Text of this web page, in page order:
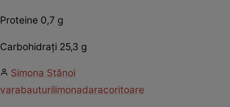
Proteine 0,7 g
Carbohidraţi 25,3 g
Simona Stănoi
varabauturilimonadaracoritoare